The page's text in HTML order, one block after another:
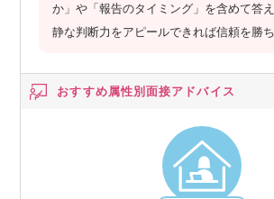
か」や「報告のタイミング」を含めて答
静な判断力をアピールできれば信頼を勝ち
おすすめ属性別面接アドバイス